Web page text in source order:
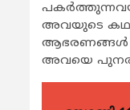
അവയുടെ
ആഭരണങ്ങള്‍
അവയെ